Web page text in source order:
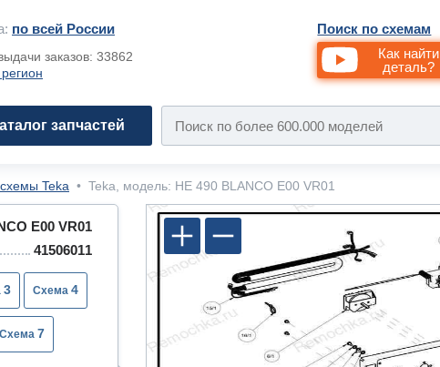
по всей России
заказов: 33862
Поиск по схемам
Как найти
деталь?
запчастей
Teka • Teka, модель: HE 490 BLANCO E00 VR01
E00 VR01
41506011
3 4
7